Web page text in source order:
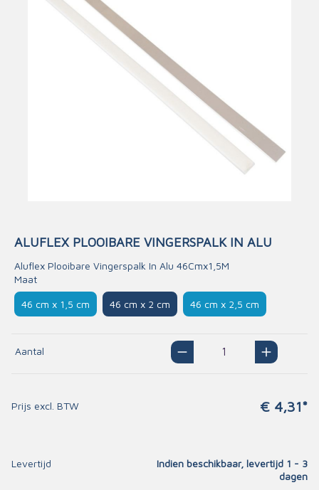
ALUFLEX PLOOIBARE VINGERSPALK IN ALU
Aluflex Plooibare Vingerspalk In Alu 46Cmx1,5M
Maat
46 cm x 1,5 cm 46 cm x 2 cm 46 cm x 2,5 cm
Aantal
Prijs excl. BTW € 4,31*
Levertijd
Indien beschikbaar, levertijd 1 - 3
dagen